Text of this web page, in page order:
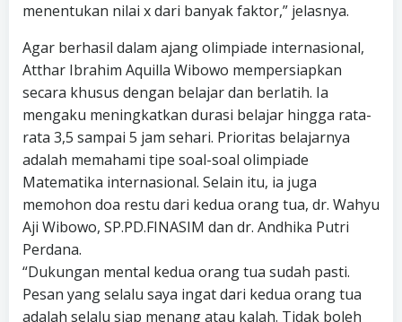
menentukan nilai x dari banyak faktor,” jelasnya.
Agar berhasil dalam ajang olimpiade internasional,
Atthar Ibrahim Aquilla Wibowo mempersiapkan
secara khusus dengan belajar dan berlatih. Ia
mengaku meningkatkan durasi belajar hingga rata-
rata 3,5 sampai 5 jam sehari. Prioritas belajarnya
adalah memahami tipe soal-soal olimpiade
Matematika internasional. Selain itu, ia juga
memohon doa restu dari kedua orang tua, dr. Wahyu
Aji Wibowo, SP.PD.FINASIM dan dr. Andhika Putri
Perdana.
“Dukungan mental kedua orang tua sudah pasti.
Pesan yang selalu saya ingat dari kedua orang tua
adalah selalu siap menang atau kalah. Tidak boleh